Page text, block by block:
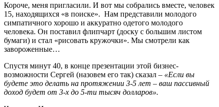
Короче, меня пригласили. И вот мы собрались вместе, человек
15, находящихся «в поиске». Нам представили молодого
симпатичного хорошо и аккуратно одетого молодого
человека. Он поставил флипчарт (доску с большим листом
бумаги) и стал «рисовать кружочки». Мы смотрели как
завороженные…
Спустя минут 40, в конце презентации этой бизнес-
возможности Сергей (назовем его так) сказал – «Если вы
будете это делать на протяжении 3-5 лет – ваш пассивный
доход будет от 3-х до 5-ти тысяч долларов».